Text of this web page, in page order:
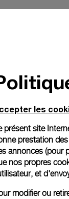
les
présent site
prestation
annonces (pour
nos propres
et
modifier ou